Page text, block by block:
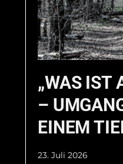
„WAS IST
–
EINEM
23. Juli 2026